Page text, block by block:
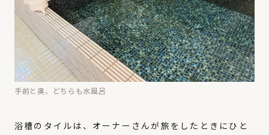
手前と奥、どちらも水風呂
浴槽のタイルは、オーナーさんが旅をしたときにひと